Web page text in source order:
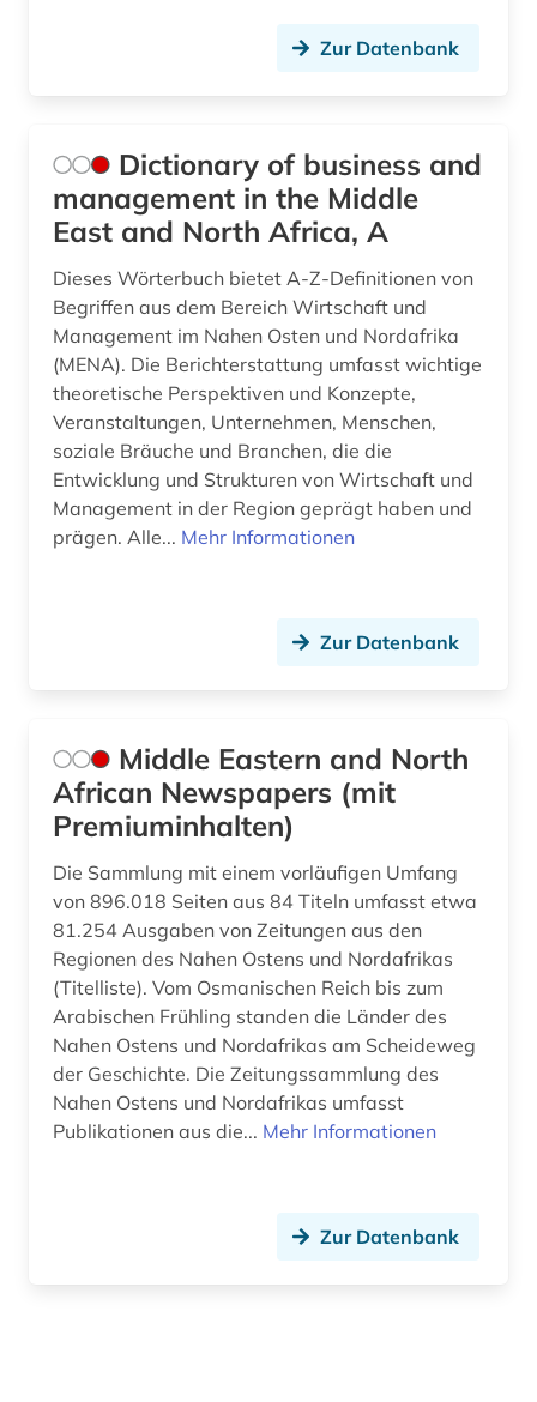
Zur Datenbank
Dictionary of business and
management in the Middle
East and North Africa, A
Dieses Wörterbuch bietet A-Z-Definitionen von
Begriffen aus dem Bereich Wirtschaft und
Management im Nahen Osten und Nordafrika
(MENA). Die Berichterstattung umfasst wichtige
theoretische Perspektiven und Konzepte,
Veranstaltungen, Unternehmen, Menschen,
soziale Bräuche und Branchen, die die
Entwicklung und Strukturen von Wirtschaft und
Management in der Region geprägt haben und
prägen. Alle... Mehr Informationen
Zur Datenbank
Middle Eastern and North
African Newspapers (mit
Premiuminhalten)
Die Sammlung mit einem vorläufigen Umfang
von 896.018 Seiten aus 84 Titeln umfasst etwa
81.254 Ausgaben von Zeitungen aus den
Regionen des Nahen Ostens und Nordafrikas
(Titelliste). Vom Osmanischen Reich bis zum
Arabischen Frühling standen die Länder des
Nahen Ostens und Nordafrikas am Scheideweg
der Geschichte. Die Zeitungssammlung des
Nahen Ostens und Nordafrikas umfasst
Publikationen aus die... Mehr Informationen
Zur Datenbank